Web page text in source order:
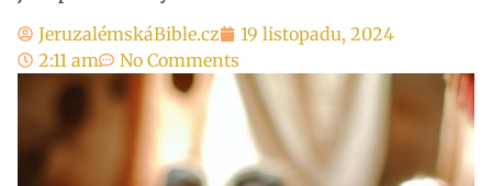
JeruzalémskáBible.cz
19 listopadu, 2024
2:11 am
No Comments